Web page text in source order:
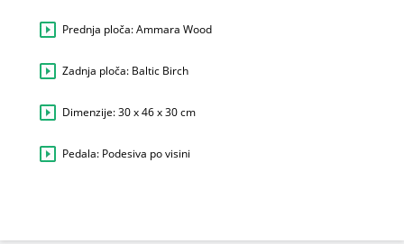
Prednja ploča: Ammara Wood
Zadnja ploča: Baltic Birch
Dimenzije: 30 x 46 x 30 cm
Pedala: Podesiva po visini